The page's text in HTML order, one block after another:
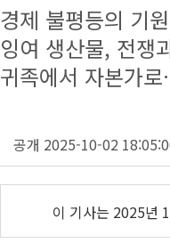
경제 불평등의 기
잉여 생산물, 전쟁
귀족에서 자본가
공개 2025-10-02
이 기사는 2025년